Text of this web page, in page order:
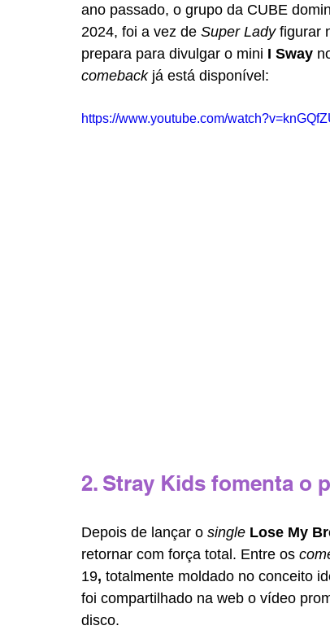
ano passado, o grupo da CUBE
2024, foi a vez de Super Lady figurar
prepara para divulgar o mini I Sway
comeback já está disponível:
https://www.youtube.com/
2. Stray Kids fomenta o
Depois de lançar o single Lose My
retornar com força total. Entre os
19, totalmente moldado no conceito
foi compartilhado na web o vídeo
disco.